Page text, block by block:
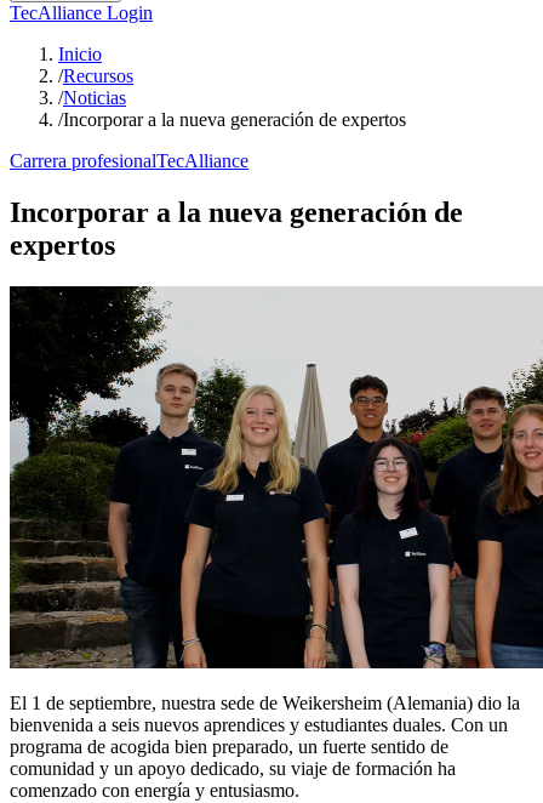
TecAlliance Login
Inicio
/Recursos
/Noticias
/Incorporar a la nueva generación de expertos
Carrera profesionalTecAlliance
Incorporar a la nueva generación de
expertos
El 1 de septiembre, nuestra sede de Weikersheim (Alemania) dio la
bienvenida a seis nuevos aprendices y estudiantes duales. Con un
programa de acogida bien preparado, un fuerte sentido de
comunidad y un apoyo dedicado, su viaje de formación ha
comenzado con energía y entusiasmo.